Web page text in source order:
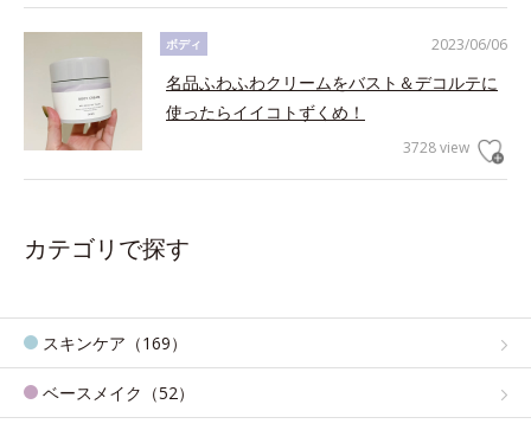
2023/06/06
ボディ
名品ふわふわクリームをバスト＆デコルテに
使ったらイイコトずくめ！
3728 view
カテゴリで探す
スキンケア（169）
ベースメイク（52）